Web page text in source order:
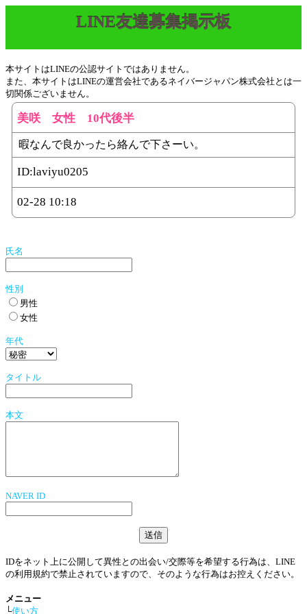
LINE友達募集掲示板
本サイトはLINEの公認サイトではありません。
また、本サイトはLINEの運営会社であるネイバージャパン株式会社とは一
切関係ございません。
美咲 女性 10代後半
暇なんで良かったら絡んで下さーい。
ID:laviyu0205
02-28 10:18
氏名
性別
男性
女性
年代
タイトル
本文
NAVER ID
IDをネット上に公開して異性との出会い/交際等を希望する行為は、LINE
の利用規約で禁止されていますので、そのような行為はお控えください。
メニュー
└使い方